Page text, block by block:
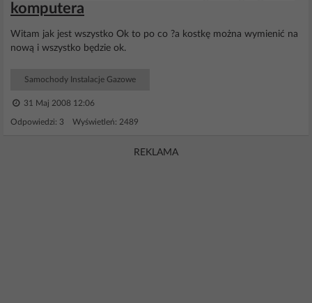
komputera
Witam jak jest wszystko Ok to po co ?a kostkę można wymienić na
nową i wszystko będzie ok.
Samochody Instalacje Gazowe
31 Maj 2008 12:06
Odpowiedzi: 3 Wyświetleń: 2489
REKLAMA